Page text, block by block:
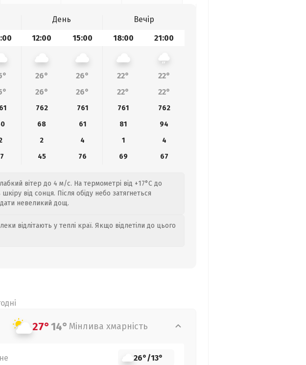
День
Вечір
12:00 15:00 18:00 21:00
26° 26° 22°
22°
26° 26° 22° 22°
762 761 761
762
68 61 81
94
2 4 1
4
45 76 69 67
вітер до 4 м/с. На термометрі від +17°C до
шкіру від сонця. Після обіду небо затягнеться
невеликий дощ.
відлітають у теплі краї. Якщо відлетіли до цього
27°14° Мінлива хмарність
26°/13°